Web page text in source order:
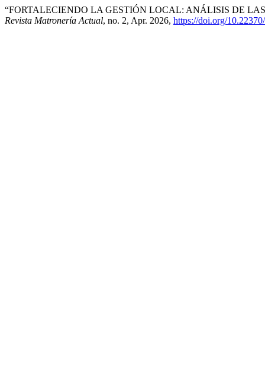
“FORTALECIENDO LA GESTIÓN LOCAL: ANÁLISIS DE
Revista Matronería Actual, no. 2, Apr. 2026, https://doi.org/